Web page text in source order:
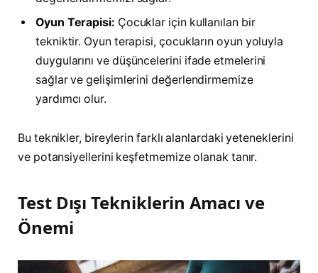
Oyun Terapisi: Çocuklar için kullanılan bir
tekniktir. Oyun terapisi, çocukların oyun yoluyla
duygularını ve düşüncelerini ifade etmelerini
sağlar ve gelişimlerini değerlendirmemize
yardımcı olur.
Bu teknikler, bireylerin farklı alanlardaki yeteneklerini
ve potansiyellerini keşfetmemize olanak tanır.
Test Dışı Tekniklerin Amacı ve
Önemi